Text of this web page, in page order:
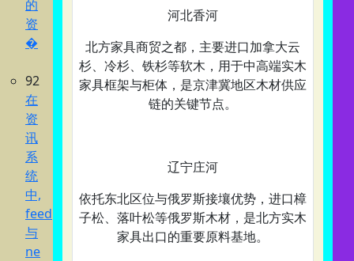
的
资
�
92
在
资
讯
系
统
中,
feed
与
ne
河北香河‌
北方家具商贸之都，主要进口加拿大云
杉、冷杉、铁杉等软木，用于中高端实木
家具框架与柜体，是京津冀地区木材供应
链的关键节点。
辽宁庄河‌
依托东北区位与俄罗斯接壤优势，进口樟
子松、落叶松等俄罗斯木材，是北方实木
家具出口的重要原料基地。